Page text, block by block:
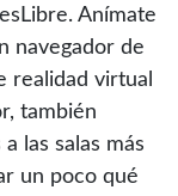
Anímate
navegador de
realidad virtual
también
las salas más
un poco qué